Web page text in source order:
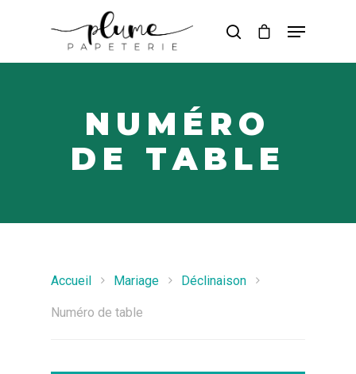
NUMÉRO
DE TABLE
Accueil Mariage Déclinaison
Numéro de table